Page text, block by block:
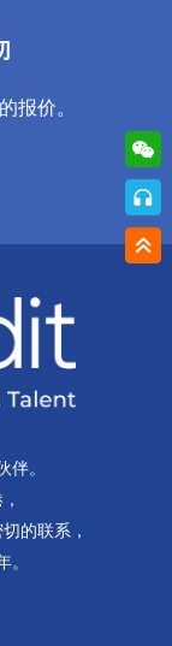
报价。
伴。
的联系，
。